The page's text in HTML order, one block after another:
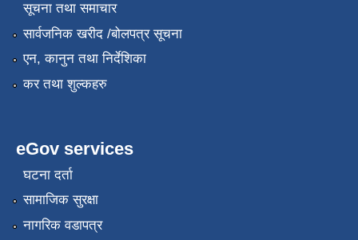
सूचना तथा समाचार
सार्वजनिक खरीद /बोलपत्र सूचना
एन, कानुन तथा निर्देशिका
कर तथा शुल्कहरु
eGov services
घटना दर्ता
सामाजिक सुरक्षा
नागरिक वडापत्र